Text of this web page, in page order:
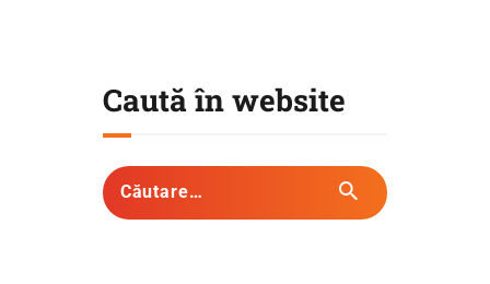
Caută în website